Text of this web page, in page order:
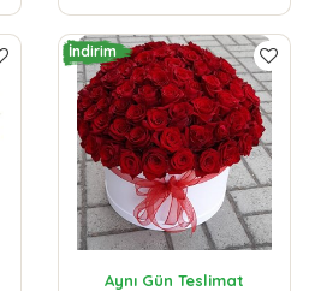
İndirim
Aynı Gün Teslimat